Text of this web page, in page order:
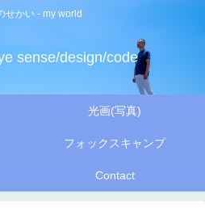
せかい - my world
sense/design/code
光画(写真)
フォックスキャンプ
Contact